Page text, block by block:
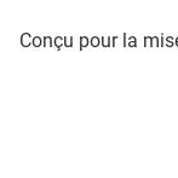
Conçu pour la